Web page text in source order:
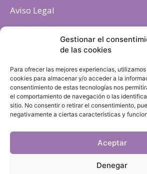
Gestionar el
de las cookies
Para ofrecer las mejores experiencias,
cookies para almacenar y/o acceder a la
consentimiento de estas tecnologías nos
el comportamiento de navegación o las
sitio. No consentir o retirar el consentimiento,
negativamente a ciertas características y
Aceptar
Denegar
Aviso Legal
Política de cookies